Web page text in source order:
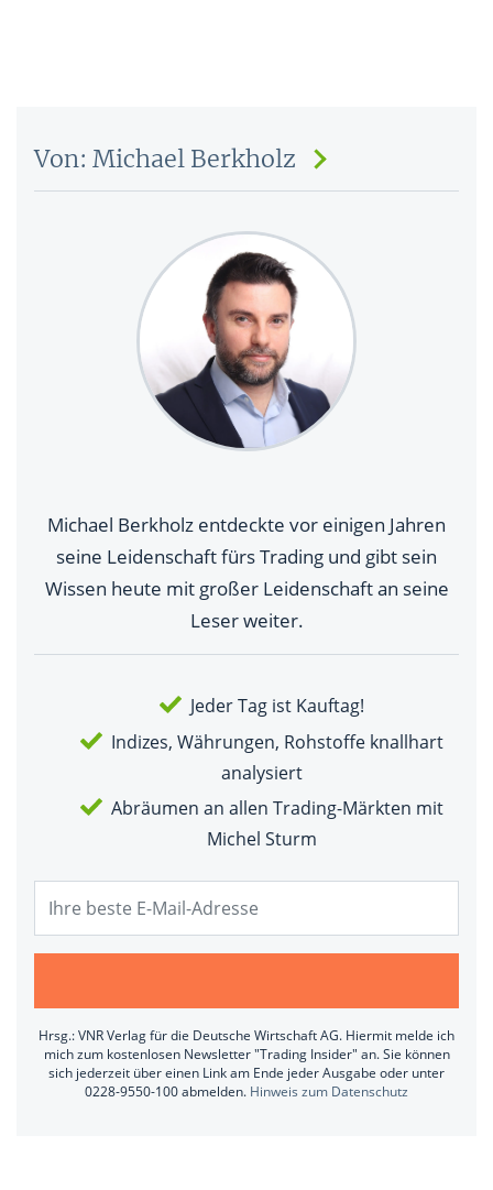
Von: Michael Berkholz
Michael Berkholz entdeckte vor einigen Jahren
seine Leidenschaft fürs Trading und gibt sein
Wissen heute mit großer Leidenschaft an seine
Leser weiter.
Jeder Tag ist Kauftag!
Indizes, Währungen, Rohstoffe knallhart
analysiert
Abräumen an allen Trading-Märkten mit
Michel Sturm
Hrsg.: VNR Verlag für die Deutsche Wirtschaft AG. Hiermit melde ich
mich zum kostenlosen Newsletter "Trading Insider" an. Sie können
sich jederzeit über einen Link am Ende jeder Ausgabe oder unter
0228-9550-100 abmelden. Hinweis zum Datenschutz